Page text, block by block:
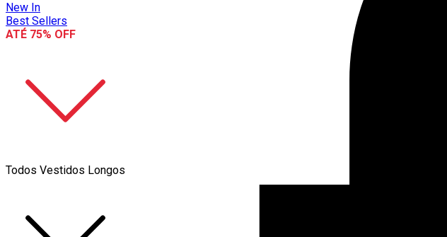
New In
Best Sellers
ATÉ 75% OFF
Todos Vestidos Longos